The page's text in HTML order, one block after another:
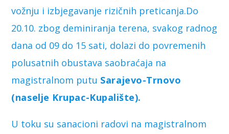
vožnju i izbjegavanje rizičnih preticanja.Do
20.10. zbog deminiranja terena, svakog radnog
dana od 09 do 15 sati, dolazi do povremenih
polusatnih obustava saobraćaja na
magistralnom putu Sarajevo-Trnovo
(naselje Krupac-Kupalište).
U toku su sanacioni radovi na magistralnom